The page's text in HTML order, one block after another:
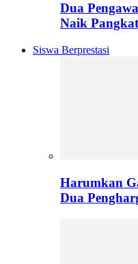
Dua
Naik
Siswa Berprestasi
Harumkan
Dua